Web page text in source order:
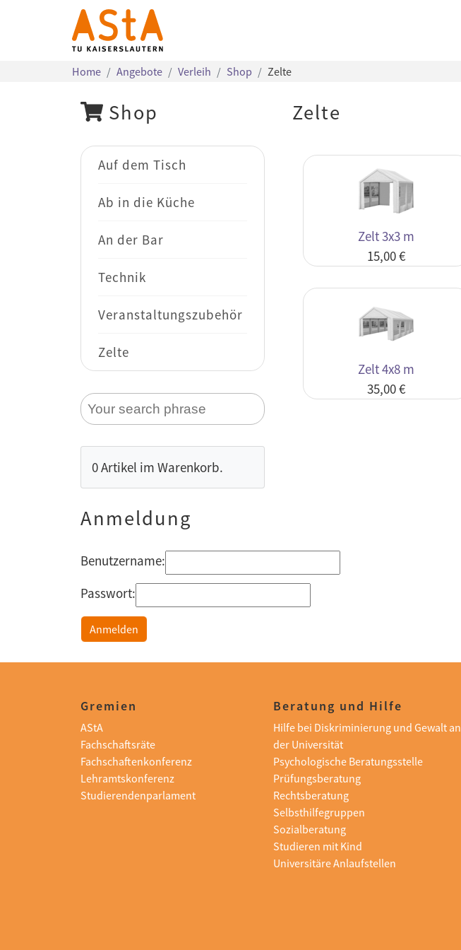
Home Angebote Verleih Shop Zelte
Shop
Auf dem Tisch
Ab in die Küche
An der Bar
Technik
Veranstaltungszubehör
Zelte
0Artikel im Warenkorb.
Anmeldung
Benutzername:
Passwort:
Zelte
Zelt 3x3 m
15,00 €
Zelt 4x8 m
35,00 €
Gremien
AStA
Fachschaftsräte
Fachschaftenkonferenz
Lehramtskonferenz
Studierendenparlament
Beratung und Hilfe
Hilfe bei Diskriminierung und Gewalt an
der Universität
Psychologische Beratungsstelle
Prüfungsberatung
Rechtsberatung
Selbsthilfegruppen
Sozialberatung
Studieren mit Kind
Universitäre Anlaufstellen